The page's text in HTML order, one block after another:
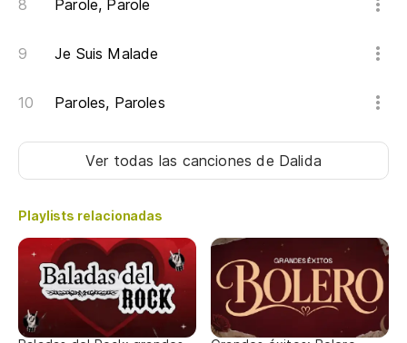
Parole, Parole
Je Suis Malade
Paroles, Paroles
Ver todas las cancionesde Dalida
Playlists relacionadas